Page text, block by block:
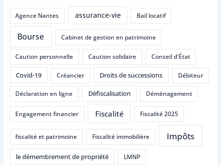
Agence Nantes assurance-vie Bail locatif
Bourse Cabinet de gestion en patrimoine
Caution personnelle Caution solidaire Conseil d'État
Covid-19 Créancier Droits de successions Débiteur
Déclaration en ligne Défiscalisation Déménagement
Engagement financier Fiscalité Fiscalité 2025
fiscalité et patrimoine Fiscalité immobilière Impôts
le démembrement de propriété LMNP